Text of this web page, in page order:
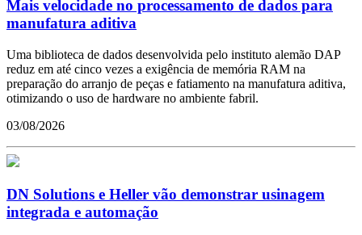
Mais velocidade no processamento de dados para
manufatura aditiva
Uma biblioteca de dados desenvolvida pelo instituto alemão DAP
reduz em até cinco vezes a exigência de memória RAM na
preparação do arranjo de peças e fatiamento na manufatura aditiva,
otimizando o uso de hardware no ambiente fabril.
03/08/2026
DN Solutions e Heller vão demonstrar usinagem
integrada e automação